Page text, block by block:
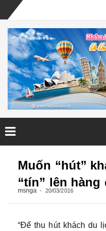
Muốn “hút”
“tín” lên hàng
msnga 20/03/2016
“Để thu hút khách du